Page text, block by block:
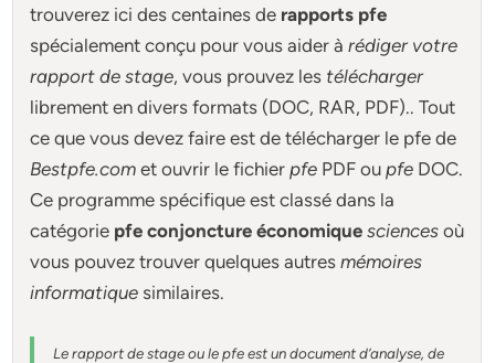
trouverez ici des centaines de rapports pfe
spécialement conçu pourvous aider àrédiger votre
rapport de stage, vous prouvez les télécharger
librement en divers formats (DOC, RAR, PDF).. Tout
ce que vous devez faire est de télécharger le pfe de
Bestpfe.com et ouvrir le fichierpfe PDF oupfe DOC.
Ce programme spécifique est classé dans la
catégorie pfe conjoncture économique sciencesoù
vous pouvez trouver quelques autresmémoires
informatique similaires.
Le rapport de stage ou le pfe est un document d’analyse, de